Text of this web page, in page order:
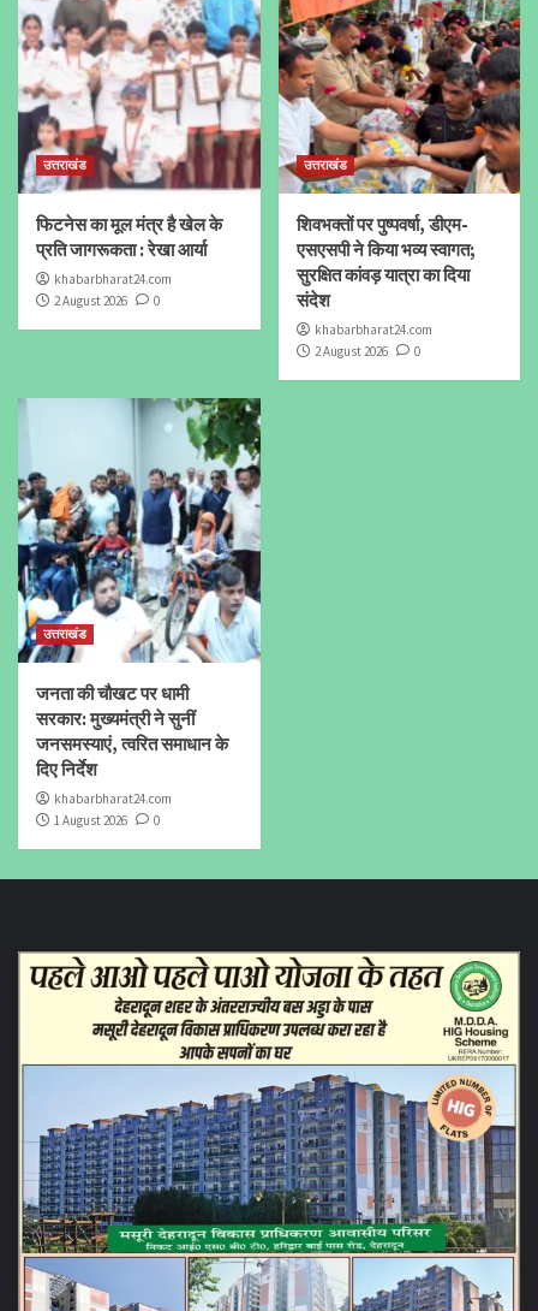
उत्तराखंड
फिटनेस का मूल मंत्र है खेल के
प्रति जागरूकता : रेखा आर्या
khabarbharat24.com
2 August 2026
0
उत्तराखंड
शिवभक्तों पर पुष्पवर्षा, डीएम-
एसएसपी ने किया भव्य स्वागत;
सुरक्षित कांवड़ यात्रा का दिया
संदेश
khabarbharat24.com
2 August 2026
0
उत्तराखंड
जनता की चौखट पर धामी
सरकार: मुख्यमंत्री ने सुनीं
जनसमस्याएं, त्वरित समाधान के
दिए निर्देश
khabarbharat24.com
1 August 2026
0